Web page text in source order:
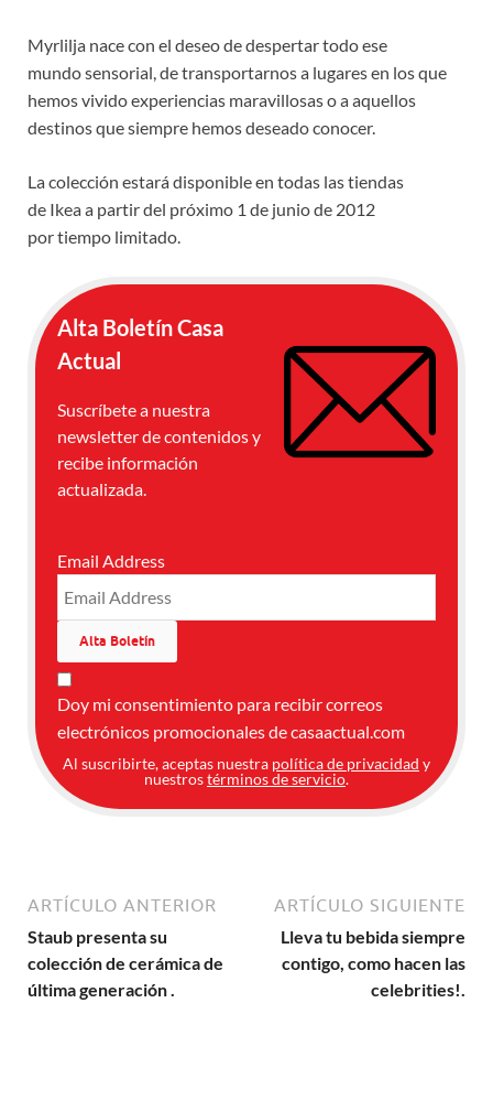
Myrlilja nace con el deseo de despertar todo ese
mundo sensorial, de transportarnos a lugares en los que
hemos vivido experiencias maravillosas o a aquellos
destinos que siempre hemos deseado conocer.
La colección estará disponible en todas las tiendas
de Ikea a partir del próximo 1 de junio de 2012
por tiempo limitado.
Alta Boletín Casa
Actual
Suscríbete a nuestra
newsletter de contenidos y
recibe información
actualizada.
Email Address
Doy mi consentimiento para recibir correos
electrónicos promocionales de casaactual.com
Al suscribirte, aceptas nuestra política de privacidad y
nuestrostérminos de servicio.
ARTÍCULO ANTERIOR
Staub presenta su
colección de cerámica de
última generación .
ARTÍCULO SIGUIENTE
Lleva tu bebida siempre
contigo, como hacen las
celebrities!.